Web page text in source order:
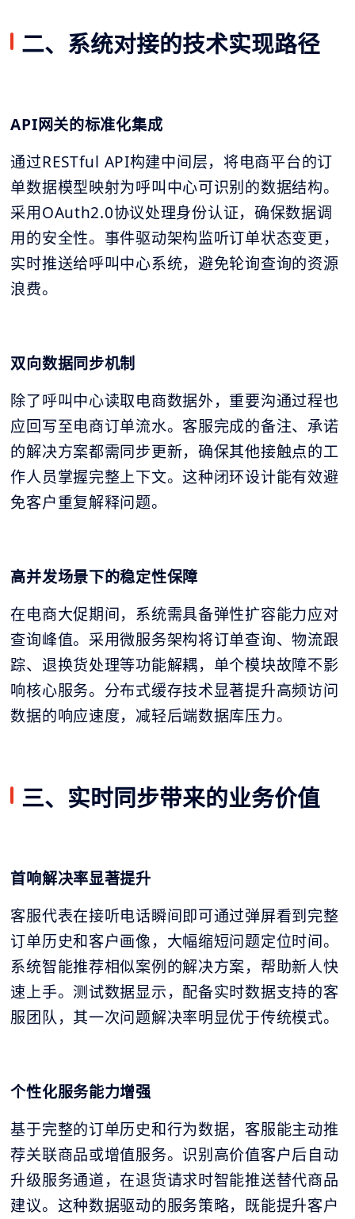
二、系统对接的技术实现路径
API网关的标准化集成
通过RESTful API构建中间层，将电商平台的订
单数据模型映射为呼叫中心可识别的数据结构。
采用OAuth2.0协议处理身份认证，确保数据调
用的安全性。事件驱动架构监听订单状态变更，
实时推送给呼叫中心系统，避免轮询查询的资源
浪费。
双向数据同步机制
除了呼叫中心读取电商数据外，重要沟通过程也
应回写至电商订单流水。客服完成的备注、承诺
的解决方案都需同步更新，确保其他接触点的工
作人员掌握完整上下文。这种闭环设计能有效避
免客户重复解释问题。
高并发场景下的稳定性保障
在电商大促期间，系统需具备弹性扩容能力应对
查询峰值。采用微服务架构将订单查询、物流跟
踪、退换货处理等功能解耦，单个模块故障不影
响核心服务。分布式缓存技术显著提升高频访问
数据的响应速度，减轻后端数据库压力。
三、实时同步带来的业务价值
首响解决率显著提升
客服代表在接听电话瞬间即可通过弹屏看到完整
订单历史和客户画像，大幅缩短问题定位时间。
系统智能推荐相似案例的解决方案，帮助新人快
速上手。测试数据显示，配备实时数据支持的客
服团队，其一次问题解决率明显优于传统模式。
个性化服务能力增强
基于完整的订单历史和行为数据，客服能主动推
荐关联商品或增值服务。识别高价值客户后自动
升级服务通道，在退货请求时智能推送替代商品
建议。这种数据驱动的服务策略，既能提升客户